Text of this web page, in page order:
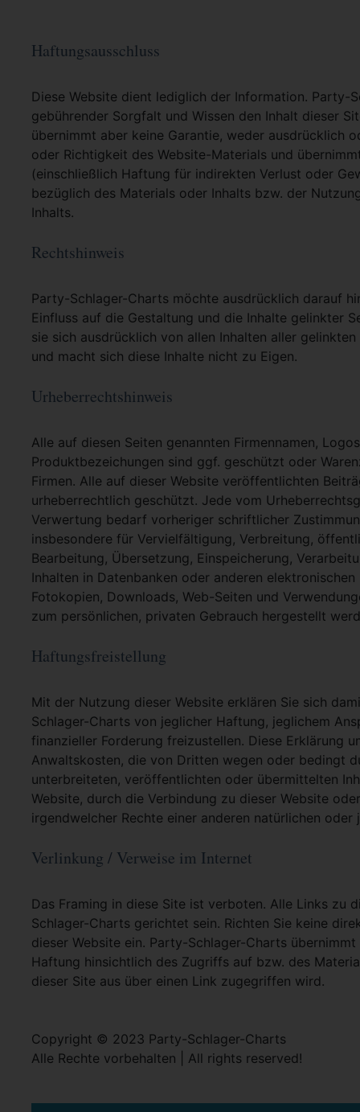
Haftungsausschluss
Diese Website dient lediglich der Information. Party-
gebührender Sorgfalt und Wissen den Inhalt dieser
übernimmt aber keine Garantie, weder ausdrücklich
oder Richtigkeit des Website-Materials und
(einschließlich Haftung für indirekten Verlust oder
bezüglich des Materials oder Inhalts bzw. der
Inhalts.
Rechtshinweis
Party-Schlager-Charts möchte ausdrücklich darauf
Einfluss auf die Gestaltung und die Inhalte gelinkter
sie sich ausdrücklich von allen Inhalten aller
und macht sich diese Inhalte nicht zu Eigen.
Urheberrechtshinweis
Alle auf diesen Seiten genannten Firmennamen,
Produktbezeichungen sind ggf. geschützt oder
Firmen. Alle auf dieser Website veröffentlichten
urheberrechtlich geschützt. Jede vom
Verwertung bedarf vorheriger schriftlicher
insbesondere für Vervielfältigung, Verbreitung,
Bearbeitung, Übersetzung, Einspeicherung,
Inhalten in Datenbanken oder anderen
Fotokopien, Downloads, Web-Seiten und
zum persönlichen, privaten Gebrauch hergestellt
Haftungsfreistellung
Mit der Nutzung dieser Website erklären Sie sich
Schlager-Charts von jeglicher Haftung, jeglichem
finanzieller Forderung freizustellen. Diese Erklärung
Anwaltskosten, die von Dritten wegen oder bedingt
unterbreiteten, veröffentlichten oder übermittelten
Website, durch die Verbindung zu dieser Website
irgendwelcher Rechte einer anderen natürlichen oder
Verlinkung / Verweise im Internet
Das Framing in diese Site ist verboten. Alle Links zu
Schlager-Charts gerichtet sein. Richten Sie keine
dieser Website ein. Party-Schlager-Charts
Haftung hinsichtlich des Zugriffs auf bzw. des
dieser Site aus über einen Link zugegriffen wird.
Copyright © 2023 Party-Schlager-Charts
Alle Rechte vorbehalten | All rights reserved!